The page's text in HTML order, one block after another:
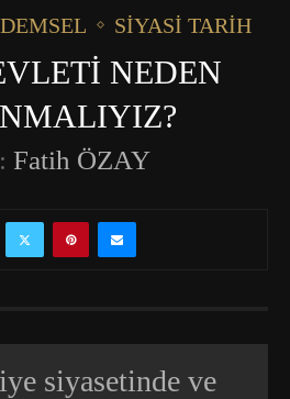
SIYASI TARIH
NEDEN
Fatih ÖZAY
siyasetinde ve